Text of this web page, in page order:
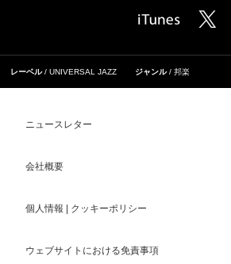
レーベル UNIVERSAL JAZZ ジャンル 邦楽
ニュースレター
会社概要
個人情報 | クッキーポリシー
ウェブサイトにおける免責事項